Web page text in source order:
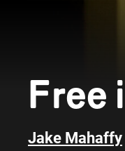
Free
Jake Mahaffy